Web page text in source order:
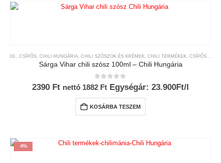
03., CSÍPŐS CHILI HUNGÁRIA CHILI SZÓSZOK ÉS KRÉMEK CHILI TERMÉKEK CSÍPŐSSÉGI-SKÁLA
Sárga Vihar chili szósz 100ml – Chili Hungária
0 az 5-ből
2390 Ft nettó 1882 Ft Egységár: 23.900Ft/l
KOSÁRBA TESZEM
-9%